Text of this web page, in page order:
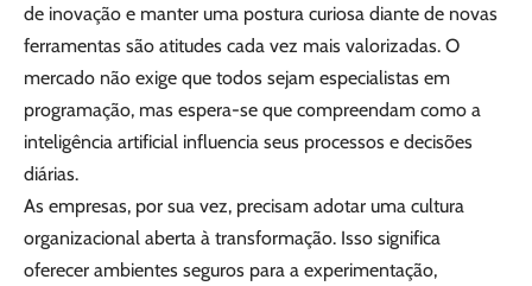
de inovação e manter uma postura curiosa diante de novas
ferramentas são atitudes cada vez mais valorizadas. O
mercado não exige que todos sejam especialistas em
programação, mas espera-se que compreendam como a
inteligência artificial influencia seus processos e decisões
diárias.
As empresas, por sua vez, precisam adotar uma cultura
organizacional aberta à transformação. Isso significa
oferecer ambientes seguros para a experimentação,